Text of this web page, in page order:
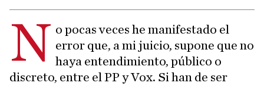
N o pocas veces he manifestado el
error que, a mi juicio, supone que no
haya entendimiento, público o
discreto, entre el PP y Vox. Si han de ser